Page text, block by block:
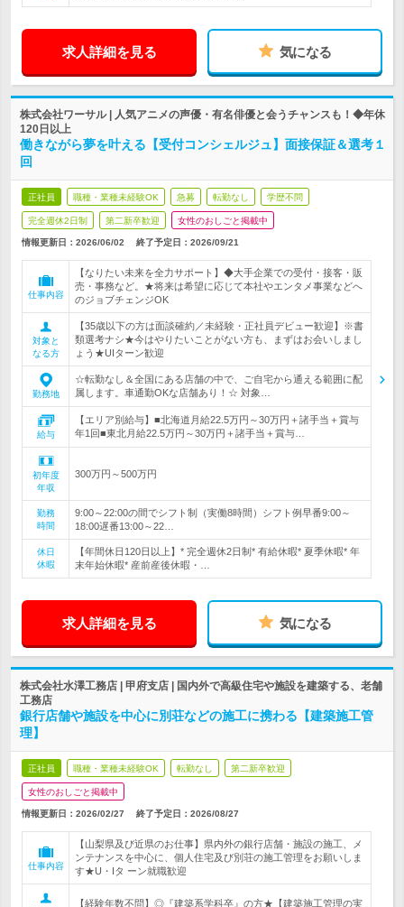
求人詳細を見る 気になる
株式会社ワーサル | 人気アニメの声優・有名俳優と会うチャンスも！◆年休
120日以上
働きながら夢を叶える【受付コンシェルジュ】面接保証＆選考１
回
正社員 職種・業種未経験OK 急募 転勤なし 学歴不問
完全週休2日制 第二新卒歓迎 女性のおしごと掲載中
情報更新日：2026/06/02 終了予定日： 2026/09/21
仕事内容
【なりたい未来を全力サポート】◆大手企業での受付・接客・販
売・事務など。★将来は希望に応じて本社やエンタメ事業などへ
のジョブチェンジOK
対象と
なる方
【35歳以下の方は面談確約／未経験・正社員デビュー歓迎】※書
類選考ナシ★今はやりたいことがない方も、まずはお会いしまし
ょう★UIターン歓迎
勤務地
☆転勤なし＆全国にある店舗の中で、ご自宅から通える範囲に配
属します。車通勤OKな店舗あり！☆ 対象…
給与
【エリア別給与】■北海道月給22.5万円～30万円＋諸手当＋賞与
年1回■東北月給22.5万円～30万円＋諸手当＋賞与…
初年度
年収
300万円～500万円
勤務
時間
9:00～22:00の間でシフト制（実働8時間）シフト例早番9:00～
18:00遅番13:00～22…
休日
休暇
【年間休日120日以上】* 完全週休2日制* 有給休暇* 夏季休暇* 年
末年始休暇* 産前産後休暇・…
求人詳細を見る 気になる
株式会社水澤工務店 | 甲府支店 | 国内外で高級住宅や施設を建築する、老舗
工務店
銀行店舗や施設を中心に別荘などの施工に携わる【建築施工管
理】
正社員 職種・業種未経験OK 転勤なし 第二新卒歓迎
女性のおしごと掲載中
情報更新日：2026/02/27 終了予定日： 2026/08/27
仕事内容
【山梨県及び近県のお仕事】県内外の銀行店舗・施設の施工、メ
ンテナンスを中心に、個人住宅及び別荘の施工管理をお願いしま
す★U・Iタ ーン就職歓迎
【経験年数不問】◎『建築系学科卒』の方★【建築施工管理の実